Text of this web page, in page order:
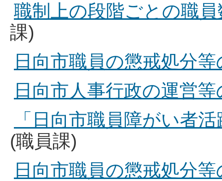
職制上の段階ごとの職
課)
日向市職員の懲戒処分
日向市人事行政の運営
「日向市職員障がい者
(職員課)
日向市職員の懲戒処分